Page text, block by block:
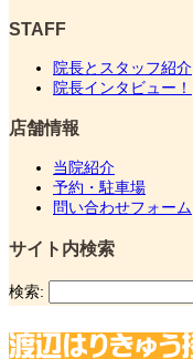
STAFF
院長とスタッフ紹介
院長インタビュー！
店舗情報
当院紹介
予約・駐車場
問い合わせフォーム
サイト内検索
検索: